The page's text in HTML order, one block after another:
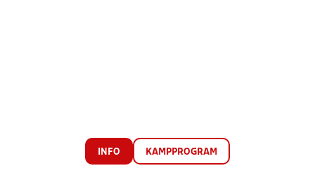
INFO KAMPPROGRAM